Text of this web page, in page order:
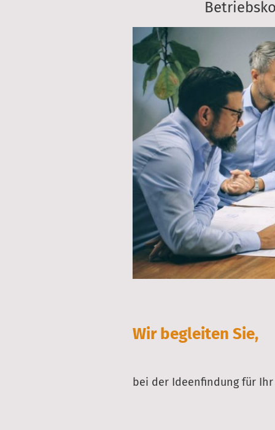
Wir begleiten Sie,
bei der Ideenfindung für